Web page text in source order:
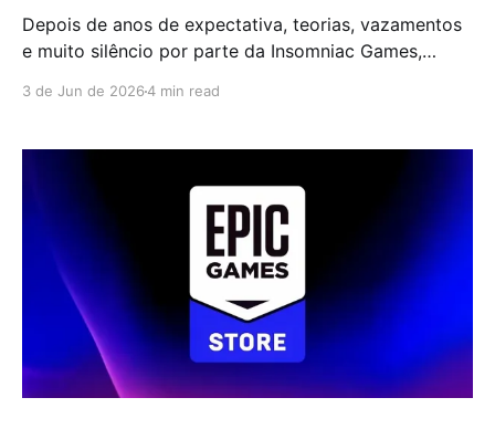
Depois de anos de expectativa, teorias, vazamentos
e muito silêncio por parte da Insomniac Games,
mais ambiciosos da história do estúdio.
3 de Jun de 20264 min read